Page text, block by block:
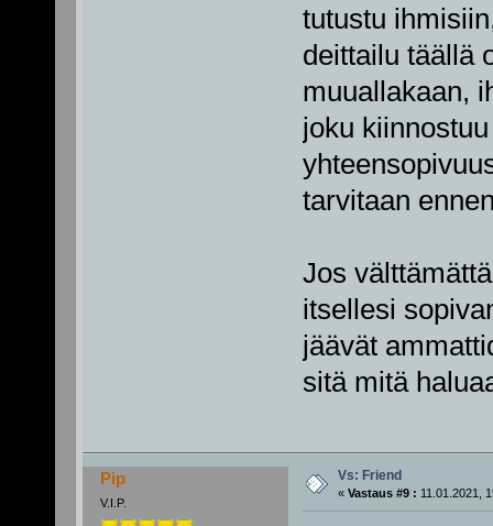
tutustu
deittailu täällä
muuallakaan,
joku
tarvitaan
Jos
itsellesi
jäävät
sitä mitä
Pip
V.I.P.
Vs: Friend
« Vastaus #9 : 11.01.2021,